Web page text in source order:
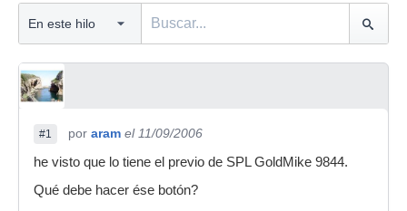
#1 por aram el 11/09/2006
he visto que lo tiene el previo de SPL GoldMike 9844.
Qué debe hacer ése botón?